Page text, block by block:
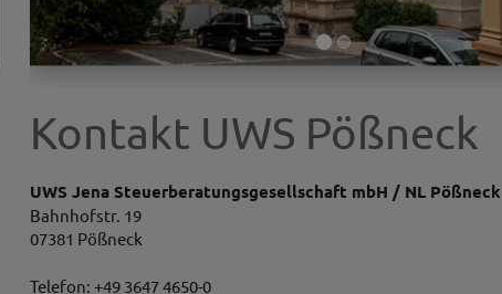
Kontakt UWS Pößneck
UWS Jena Steuerberatungsgesellschaft mbH / NL Pößneck
Bahnhofstr. 19
07381 Pößneck
Telefon: +49 3647 4650-0